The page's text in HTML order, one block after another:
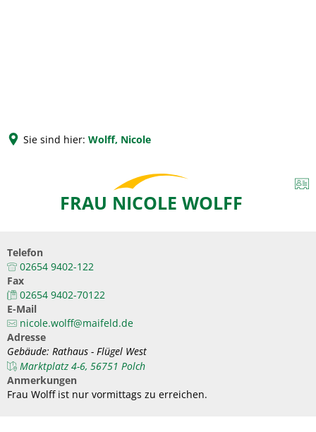
Sie sind hier: Wolff, Nicole
FRAU NICOLE WOLFF
Telefon
02654 9402-122
Fax
02654 9402-70122
E-Mail
nicole.wolff@maifeld.de
Adresse
Gebäude: Rathaus - Flügel West
Marktplatz 4-6, 56751 Polch
Anmerkungen
Frau Wolff ist nur vormittags zu erreichen.